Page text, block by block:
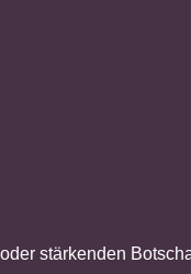
stärkenden